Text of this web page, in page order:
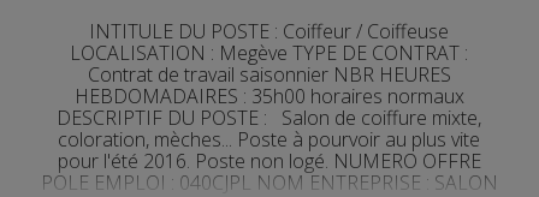
INTITULE DU POSTE : Coiffeur / Coiffeuse
LOCALISATION : Megève TYPE DE CONTRAT :
Contrat de travail saisonnier NBR HEURES
HEBDOMADAIRES : 35h00 horaires normaux
DESCRIPTIF DU POSTE : Salon de coiffure mixte,
coloration, mèches... Poste à pourvoir au plus vite
pour l'été 2016. Poste non logé. NUMERO OFFRE
POLE EMPLOI : 040CJPL NOM ENTREPRISE : SALON